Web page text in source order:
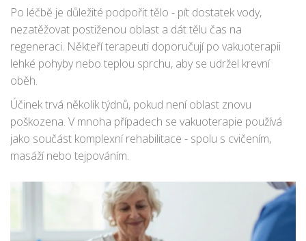
Po léčbě je důležité podpořit tělo - pít dostatek vody,
nezatěžovat postiženou oblast a dát tělu čas na
regeneraci. Někteří terapeuti doporučují po vakuoterapii
lehké pohyby nebo teplou sprchu, aby se udržel krevní
oběh.
Účinek trvá několik týdnů, pokud není oblast znovu
poškozena. V mnoha případech se vakuoterapie používá
jako součást komplexní rehabilitace - spolu s cvičením,
masáží nebo tejpováním.